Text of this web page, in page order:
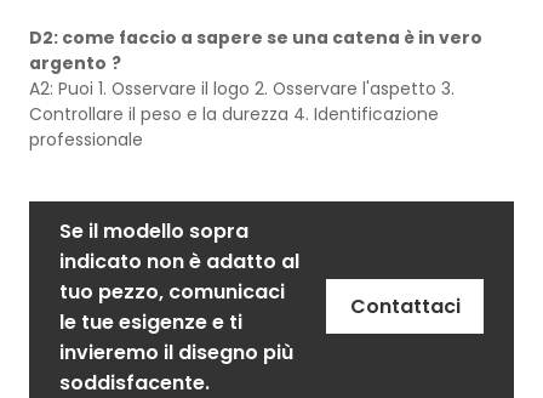
D2: come faccio a sapere se una catena è in vero
argento ?
A2: Puoi 1. Osservare il logo 2. Osservare l'aspetto 3.
Controllare il peso e la durezza 4. Identificazione
professionale
Se il modello sopra
indicato non è adatto al
tuo pezzo, comunicaci
le tue esigenze e ti
invieremo il disegno più
soddisfacente.
Contattaci